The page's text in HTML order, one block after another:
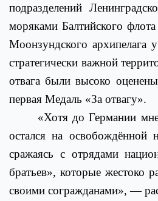
подразделений
моряками Балтийского
Моонзундского архипелага
стратегически важной
отвага были высоко
первая Медаль «За отвагу».
«Хотя до Германии
остался на освобождённой
сражаясь с отрядами
братьев», которые жестоко
своими согражданами», —